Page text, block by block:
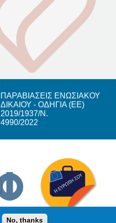
ΠΑΡΑΒΙΑΣΕΙΣ ΕΝΩΣΙΑΚΟΥ
ΔΙΚΑΙΟΥ - ΟΔΗΓΙΑ (ΕΕ)
2019/1937/Ν.
4990/2022
No, thanks